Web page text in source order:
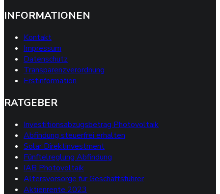
INFORMATIONEN
Kontakt
Impressum
Datenschutz
Transparenzverordnung
Erstinformation
RATGEBER
Investitionsabzugsbetrag Photovoltaik
Abfindung steuerfrei erhalten
Solar Direktinvestment
Fünftelreglung Abfindung
IAB Photovoltaik
Altersvorsorge für Geschäftsführer
Aktienrente 2023